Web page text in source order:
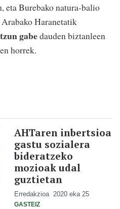
eta Burebako natura-balio
Haranetatik
gabedauden biztanleen
horrek.
AHTaren inbertsioa
gastu sozialera
bideratzeko
mozioak udal
guztietan
Erredakzioa 2020 eka 25
GASTEIZ